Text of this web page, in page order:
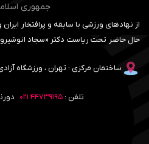
جمهوری
از نهادهای ورزشی با سابقه و پرافتخار
حال حاضر تحت ریاست دکتر «سجاد
ساختمان مرکزی : تهران ، ورزشگاه
تلفن :۴۴۷۳۹۱۹۵ ۰۲۱